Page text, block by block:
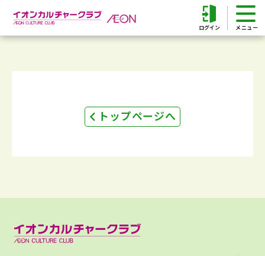
ログイン
トップページへ